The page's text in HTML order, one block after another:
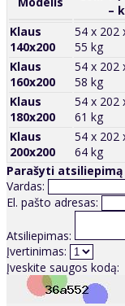
–
Klaus
140x200
54 x 202
55 kg
Klaus
160x200
54 x 202
58 kg
Klaus
180x200
54 x 202
61 kg
Klaus
200x200
54 x 202
64 kg
Parašyti atsiliepimą
Vardas:
El. pašto adresas:
Atsiliepimas:
Įvertinimas:
Įveskite saugos kodą: